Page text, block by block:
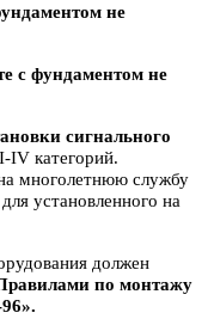
не
с фундаментом не
сигнального
I-IV категорий.
многолетнюю службу
установленного на
должен
по монтажу